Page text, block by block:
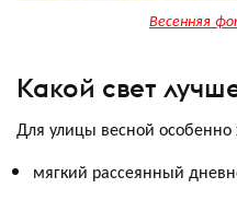
Весенняя
Какой свет
Для улицы весной
мягкий рассеянный